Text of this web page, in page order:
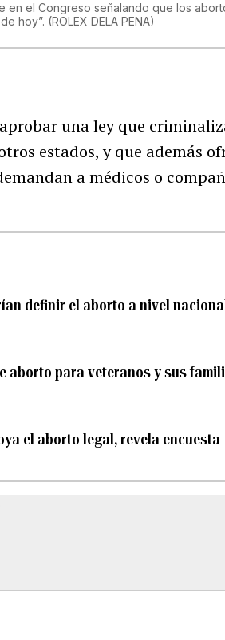
en el Congreso señalando que los
hoy”. (ROLEX DELA PENA)
una ley que
estados, y que además
a médicos o
definir el aborto a nivel
aborto para veteranos y sus
el aborto legal, revela encuesta